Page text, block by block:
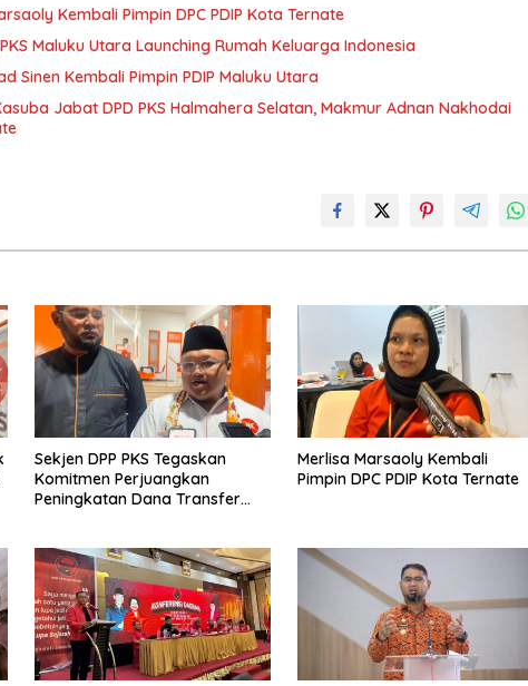
Kembali Pimpin DPC PDIP Kota Ternate
Maluku Utara Launching Rumah Keluarga Indonesia
Sinen Kembali Pimpin PDIP Maluku Utara
Jabat DPD PKS Halmahera Selatan, Makmur Adnan Nakhodai
Sekjen DPP PKS Tegaskan
Komitmen Perjuangkan
Peningkatan Dana Transfer
Merlisa Marsaoly Kembali
Pimpin DPC PDIP Kota Ternate